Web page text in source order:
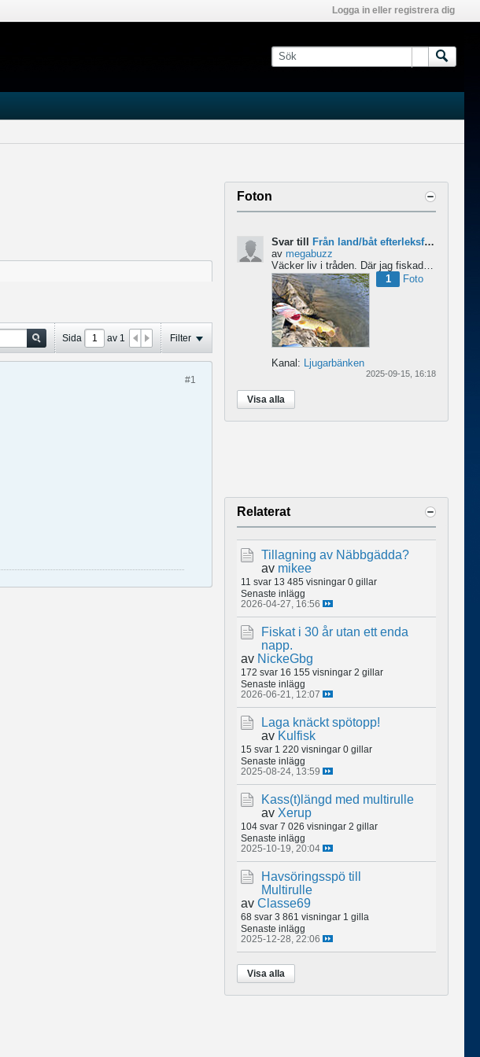
Logga in eller registrera dig
Sida av 1 Filter
#1
Foton
Svar till
Från land/båt efterleksfiske 2024 efter gädda
av megabuzz
Väcker liv i tråden. Där jag fiskade i våras så lekte gäddorna från början av mars hela vägen in i juni...
1
Foto
Kanal: Ljugarbänken
2025-09-15, 16:18
Visa alla
Relaterat
Tillagning av Näbbgädda?
av mikee
11 svar 13 485 visningar 0 gillar
Senaste inlägg
2026-04-27, 16:56
Fiskat i 30 år utan ett enda
napp.
av NickeGbg
172 svar 16 155 visningar 2 gillar
Senaste inlägg
2026-06-21, 12:07
Laga knäckt spötopp!
av Kulfisk
15 svar 1 220 visningar 0 gillar
Senaste inlägg
2025-08-24, 13:59
Kass(t)längd med multirulle
av Xerup
104 svar 7 026 visningar 2 gillar
Senaste inlägg
2025-10-19, 20:04
Havsöringsspö till
Multirulle
av Classe69
68 svar 3 861 visningar 1 gilla
Senaste inlägg
2025-12-28, 22:06
Visa alla